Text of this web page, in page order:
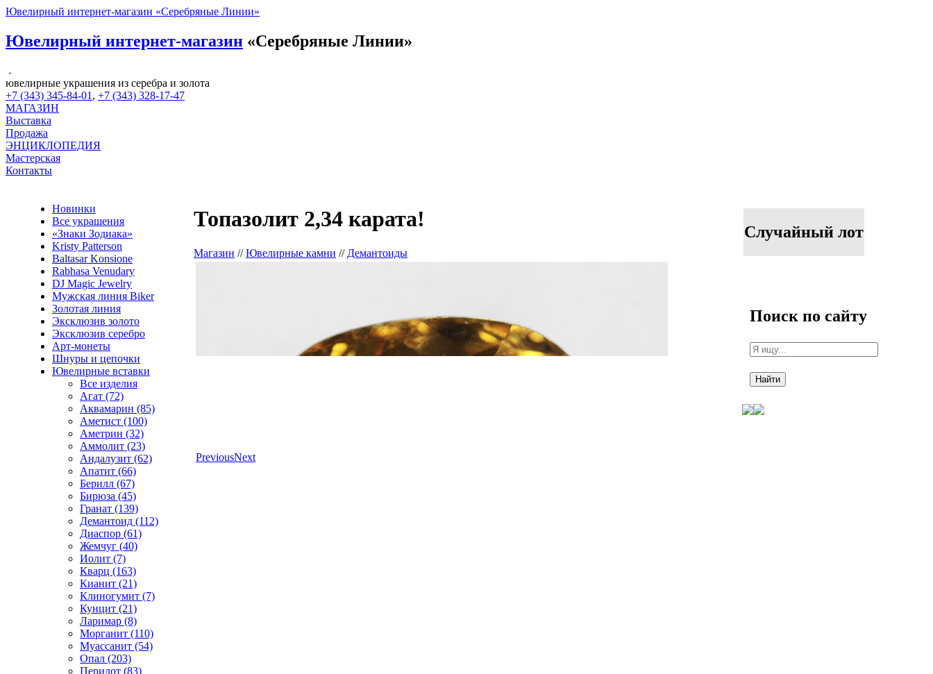
Ювелирный интернет-магазин «Серебряные Линии»
Ювелирный интернет-магазин «Серебряные Линии»
ювелирные украшения из серебра и золота
+7 (343) 345-84-01 , +7 (343) 328-17-47
МАГАЗИН
Выставка
Продажа
ЭНЦИКЛОПЕДИЯ
Мастерская
Контакты
Новинки
Все украшения
«Знаки Зодиака»
Kristy Patterson
Baltasar Konsione
Rabhasa Venudary
DJ Magic Jewelry
Мужская линия Biker
Золотая линия
Эксклюзив золото
Эксклюзив серебро
Арт-монеты
Шнуры и цепочки
Ювелирные вставки
Все изделия
Агат (72)
Аквамарин (85)
Аметист (100)
Аметрин (32)
Аммолит (23)
Андалузит (62)
Апатит (66)
Берилл (67)
Бирюза (45)
Гранат (139)
Демантоид (112)
Диаспор (61)
Жемчуг (40)
Иолит (7)
Кварц (163)
Кианит (21)
Клиногумит (7)
Кунцит (21)
Ларимар (8)
Морганит (110)
Муассанит (54)
Опал (203)
Перидот (83)
Топазолит 2,34 карата!
Магазин //Ювелирные камни // Демантоиды
PreviousNext
Случайный лот
Поиск по сайту